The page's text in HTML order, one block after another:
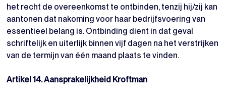
het recht de overeenkomst te ontbinden, tenzij hij/zij kan
aantonen dat nakoming voor haar bedrijfsvoering van
essentieel belang is. Ontbinding dient in dat geval
schriftelijk en uiterlijk binnen vijf dagen na het verstrijken
van de termijn van één maand plaats te vinden.
Artikel 14. Aansprakelijkheid Kroftman